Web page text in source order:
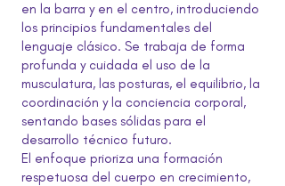
en la barra y en el centro, introduciendo
los principios fundamentales del
lenguaje clásico. Se trabaja de forma
profunda y cuidada el uso de la
musculatura, las posturas, el equilibrio, la
coordinación y la conciencia corporal,
sentando bases sólidas para el
desarrollo técnico futuro.
El enfoque prioriza una formación
respetuosa del cuerpo en crecimiento,